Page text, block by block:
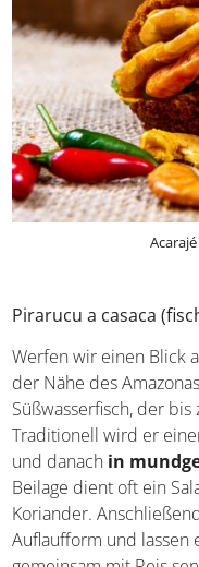
Acarajé
Pirarucu a casaca
Werfen wir einen Blick
in der Nähe des
ein Süßwasserfisch,
kann. Traditionell wird
eingeweicht und
gebraten. Als Beilage
Zwiebeln und
Köche alles in einer
werden, bevor es